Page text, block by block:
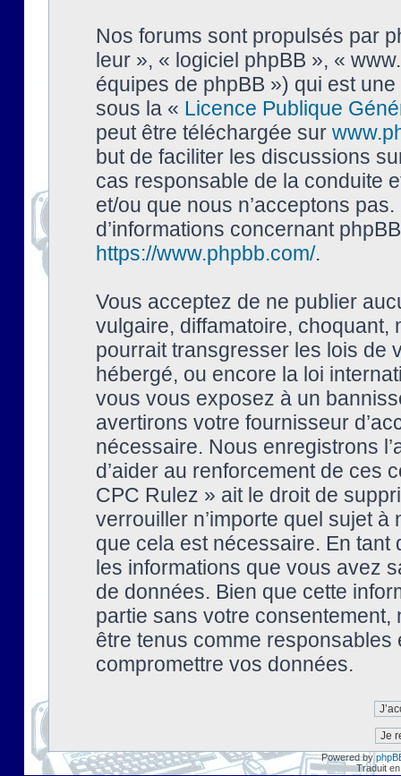
Nos forums sont propulsés par
leur », « logiciel phpBB », «
équipes de phpBB ») qui est
sous la « Licence Publique
peut être téléchargée sur
but de faciliter les discussions
cas responsable de la conduite
et/ou que nous n’acceptons
d’informations concernant
https://www.phpbb.com/.
Vous acceptez de ne publier
vulgaire, diffamatoire, choquant,
pourrait transgresser les lois de
hébergé, ou encore la loi
vous vous exposez à un
avertirons votre fournisseur
nécessaire. Nous enregistrons
d’aider au renforcement de ces
CPC Rulez » ait le droit de
verrouiller n’importe quel sujet à
que cela est nécessaire. En tant
les informations que vous avez
de données. Bien que cette
partie sans votre
être tenus comme
compromettre vos données.
Powered by
Traduit